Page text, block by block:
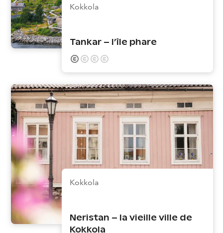
Kokkola
Tankar – l’île phare
Kokkola
Neristan – la vieille ville de
Kokkola